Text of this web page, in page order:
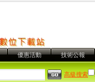
優惠活動 技術公報
高級搜索